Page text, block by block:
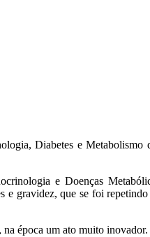
Diabetes e
e Doenças
gravidez, que se foi
época um ato muito inovador.